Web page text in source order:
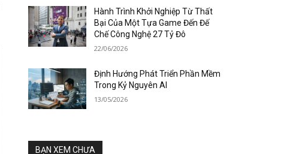
Hành Trình Khởi Nghiệp Từ Thất
Bại Của Một Tựa Game Đến Đế
Chế Công Nghệ 27 Tỷ Đô
22/06/2026
Định Hướng Phát Triển Phần Mềm
Trong Kỷ Nguyên AI
13/05/2026
BẠN XEM CHƯA